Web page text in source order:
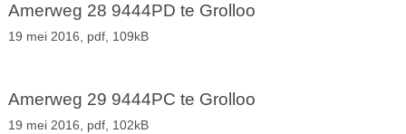
Amerweg 28 9444PD te Grolloo
19 mei 2016, pdf, 109kB
Amerweg 29 9444PC te Grolloo
19 mei 2016, pdf, 102kB